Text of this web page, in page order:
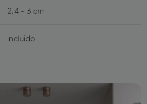
2,4 - 3 cm
Incluido